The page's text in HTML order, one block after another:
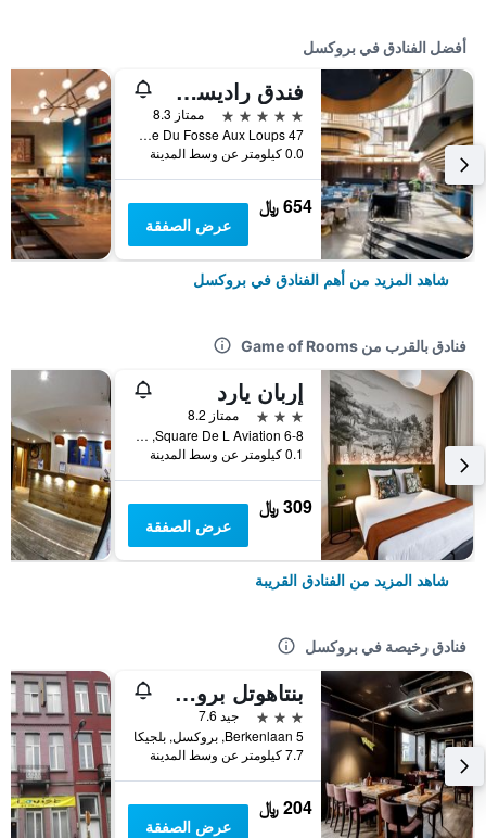
أفضل الفنادق في بروكسل
فندق راديسن كوليكشن جراند بليس بروكسل
5 نجوم
ممتاز 8.3
47 Rue Du Fosse Aux Loups, بروكسل, بلجيكا
0.0 كيلومتر عن وسط المدينة
654 ﷼
عرض الصفقة
شاهد المزيد من أهم الفنادق في بروكسل
فنادق بالقرب من Game of Rooms
إربان يارد
3 نجوم
ممتاز 8.2
Square De L Aviation 6-8, بروكسل, بلجيكا
0.1 كيلومتر عن وسط المدينة
309 ﷼
عرض الصفقة
شاهد المزيد من الفنادق القريبة
فنادق رخيصة في بروكسل
بنتاهوتل بروسلز إيربورت
3 نجوم
جيد 7.6
Berkenlaan 5, بروكسل, بلجيكا
7.7 كيلومتر عن وسط المدينة
204 ﷼
عرض الصفقة